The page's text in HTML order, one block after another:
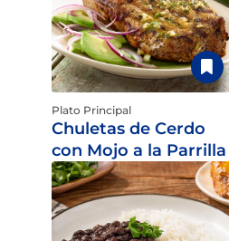
Plato Principal
Chuletas de Cerdo
con Mojo a la Parrilla